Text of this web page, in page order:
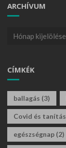
ARCHÍVUM
CÍMKÉK
ballagás (3)
Covid és tanítás
egészségnap (2)